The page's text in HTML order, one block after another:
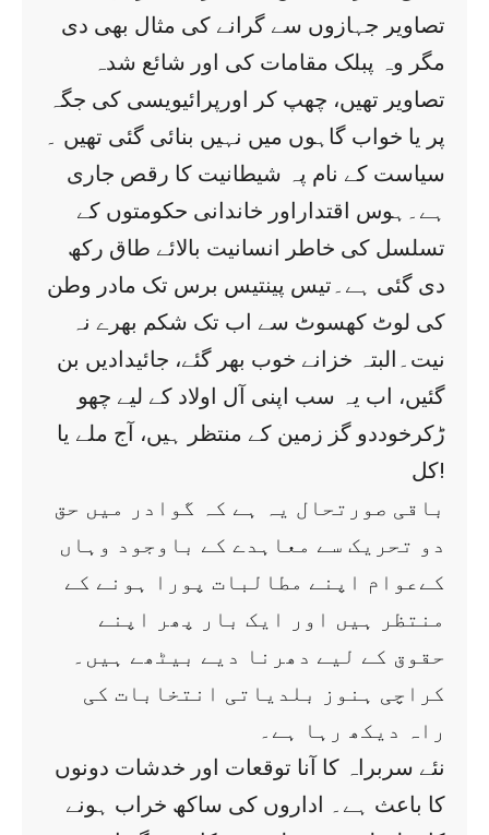
تصاویر جہازوں سے گرانے کی مثال بھی دی
مگر وہ پبلک مقامات کی اور شائع شدہ
تصاویر تھیں، چھپ کر اورپرائیویسی کی جگہ
پر یا خواب گاہوں میں نہیں بنائی گئی تھیں ۔
سیاست کے نام پہ شیطانیت کا رقص جاری
ہے۔ہوس اقتداراور خاندانی حکومتوں کے
تسلسل کی خاطر انسانیت بالائے طاق رکھ
دی گئی ہے۔تیس پینتیس برس تک مادر وطن
کی لوٹ کھسوٹ سے اب تک شکم بھرے نہ
نیت۔البتہ خزانے خوب بھر گئے، جائیدادیں بن
گئیں، اب یہ سب اپنی آل اولاد کے لیے چھو
ڑکرخوددو گز زمین کے منتظر ہیں، آج ملے یا
کل!
باقی صورتحال یہ ہے کہ گوادر میں حق
دو تحریک سے معاہدے کے باوجود وہاں
کےعوام اپنے مطالبات پورا ہونے کے
منتظر ہیں اور ایک بار پھر اپنے
حقوق کے لیے دھرنا دیے بیٹھے ہیں۔
کراچی ہنوز بلدیاتی انتخابات کی
راہ دیکھ رہا ہے۔
نئے سربراہ کا آنا توقعات اور خدشات دونوں
کا باعث ہے۔ اداروں کی ساکھ خراب ہونے